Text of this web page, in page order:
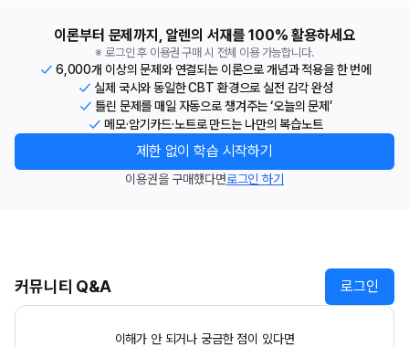
이론부터 문제까지, 알렌의 서재를 100% 활용하세요
※ 로그인 후 이용권 구매 시 전체 이용 가능합니다.
6,000개 이상의 문제와 연결되는 이론으로 개념과 적용을 한 번에
실제 국시와 동일한 CBT 환경으로 실전 감각 완성
틀린 문제를 매일 자동으로 챙겨주는 ‘오늘의 문제’
메모·암기카드·노트로 만드는 나만의 복습노트
제한 없이 학습 시작하기
이용권을 구매했다면로그인 하기
커뮤니티 Q&A 로그인
이해가 안 되거나 궁금한 점이 있다면